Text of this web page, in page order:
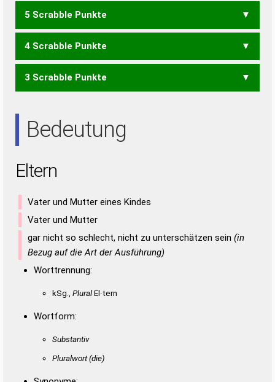
ERLEN LEERT LERNE
5 Scrabble Punkte
ELEN ERLE LEER LERN
RENTE TERNE
4 Scrabble Punkte
LEE LET RTL ENTE EREN
TEEN
TEER
3 Scrabble Punkte
Bedeutung
Eltern
Vater und Mutter eines Kindes
Vater und Mutter
gar nicht so schlecht, nicht zu unterschätzen sein (in
Bezug auf die Art der Ausführung)
Worttrennung:
kSg., PluralEl·tern
Wortform:
Substantiv
Pluralwort(die)